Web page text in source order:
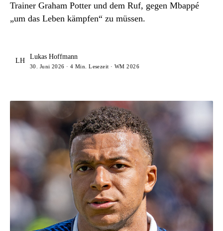
Trainer Graham Potter und dem Ruf, gegen Mbappé
„um das Leben kämpfen“ zu müssen.
LH
Lukas Hoffmann
30. Juni 2026 · 4 Min. Lesezeit · WM 2026